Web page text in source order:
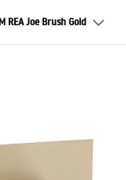
Joe Brush Gold